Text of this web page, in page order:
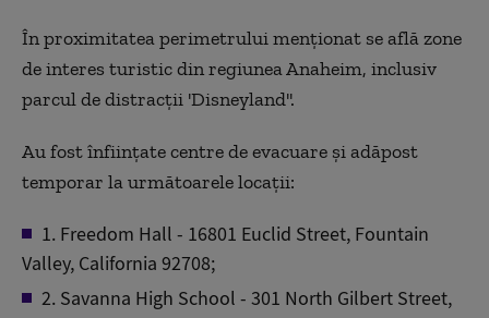
În proximitatea perimetrului menţionat se află zone
de interes turistic din regiunea Anaheim, inclusiv
parcul de distracţii 'Disneyland''.
Au fost înfiinţate centre de evacuare şi adăpost
temporar la următoarele locaţii:
1. Freedom Hall - 16801 Euclid Street, Fountain
Valley, California 92708;
2. Savanna High School - 301 North Gilbert Street,